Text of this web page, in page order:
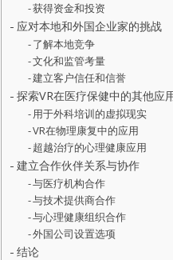
获得资金和投资
应对本地和外国企业家的挑战
了解本地竞争
文化和监管考量
建立客户信任和信誉
探索VR在医疗保健中的其他应
用于外科培训的虚拟现实
VR在物理康复中的应用
超越治疗的心理健康应用
建立合作伙伴关系与协作
与医疗机构合作
与技术提供商合作
与心理健康组织合作
外国公司设置选项
结论